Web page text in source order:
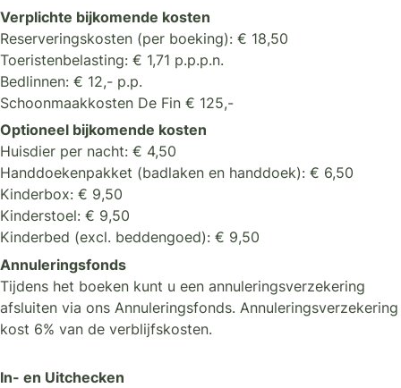
Verplichte bijkomende kosten
Reserveringskosten (per boeking): € 18,50
Toeristenbelasting: € 1,71 p.p.p.n.
Bedlinnen: € 12,- p.p.
Schoonmaakkosten De Fin € 125,-
Optioneel bijkomende kosten
Huisdier per nacht: € 4,50
Handdoekenpakket (badlaken en handdoek): € 6,50
Kinderbox: € 9,50
Kinderstoel: € 9,50
Kinderbed (excl. beddengoed): € 9,50
Annuleringsfonds
Tijdens het boeken kunt u een annuleringsverzekering
afsluiten via ons Annuleringsfonds. Annuleringsverzekering
kost 6% van de verblijfskosten.
In- en Uitchecken